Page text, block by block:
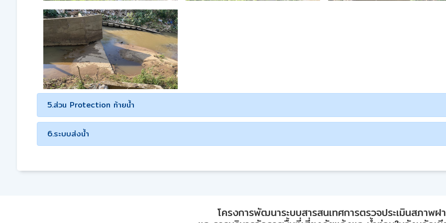
5.ส่วน Protection ท้ายน้ำ
6.ระบบส่งน้ำ
โครงการพัฒนาระบบสารสนเทศการตรวจประเมินสภาพฝ